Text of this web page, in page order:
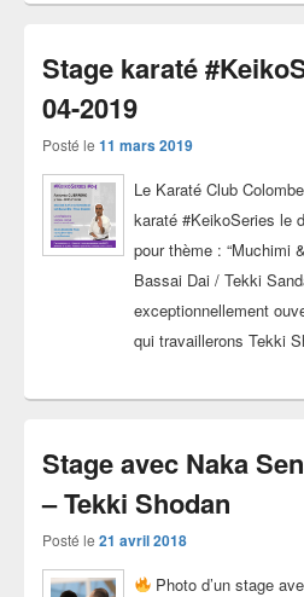
Stage karaté
04-2019
Posté le 11 mars 2019
Le Karaté Club
karaté #KeikoSeries le
pour thème : “Muchimi
Bassai Dai / Tekki
exceptionnellement
qui travaillerons Tekki
Stage avec Naka
– Tekki Shodan
Posté le 21 avril 2018
Photo d’un stage